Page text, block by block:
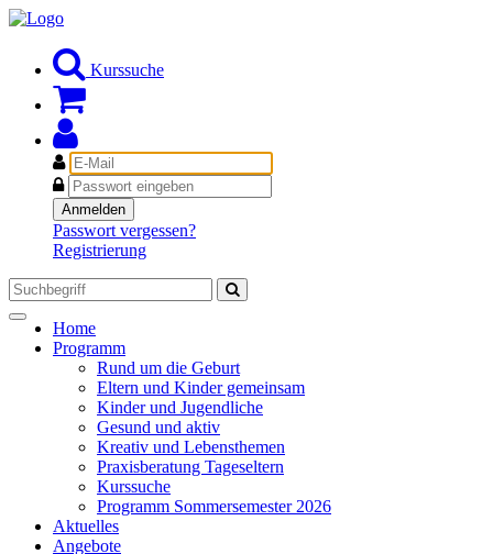
Kurssuche
E-
Mail
Passwort
Anmelden
Passwort vergessen?
Registrierung
Toggle
navigation
Home
Programm
Rund um die Geburt
Eltern und Kinder gemeinsam
Kinder und Jugendliche
Gesund und aktiv
Kreativ und Lebensthemen
Praxisberatung Tageseltern
Kurssuche
Programm Sommersemester 2026
Aktuelles
Angebote